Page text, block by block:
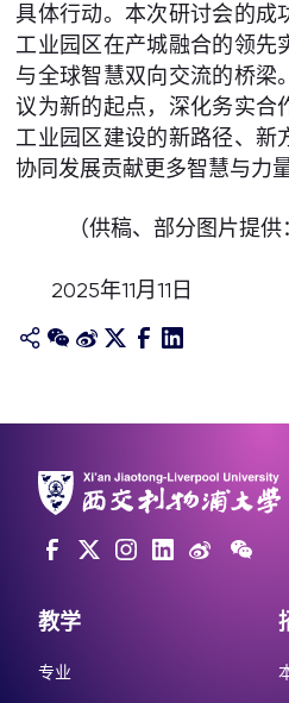
具体行动。本次研讨会的成
工业园区在产城融合的领先
与全球智慧双向交流的桥梁
议为新的起点，深化务实合
工业园区建设的新路径、新
协同发展贡献更多智慧与力量
（供稿、部分图片提
2025年11月11日
教学
专业